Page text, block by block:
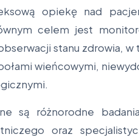
opiekę nad
celem jest
stanu zdrowia,
wieńcowymi,
są różnorodne
oraz